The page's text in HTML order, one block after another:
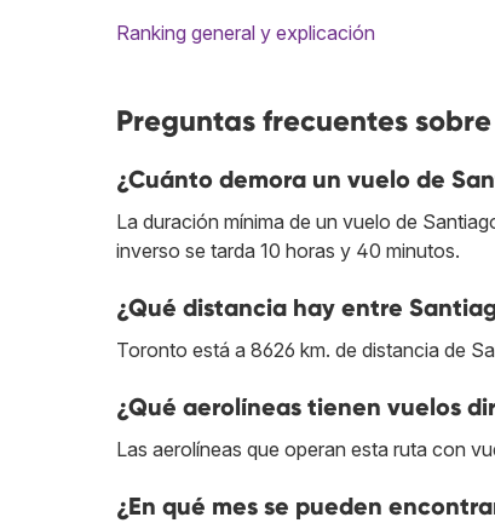
Ranking general y explicación
Preguntas frecuentes
¿Cuánto demora un vuelo de
La duración mínima de un vuelo de
inverso se tarda 10 horas y 40 minutos.
¿Qué distancia hay entre
Toronto está a 8626 km. de distancia de
¿Qué aerolíneas tienen vuelos
Las aerolíneas que operan esta ruta con
¿En qué mes se pueden